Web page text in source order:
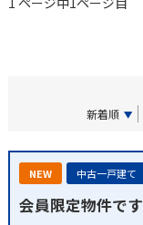
新着順
NEW 中古一戸建て
会員限定物件です